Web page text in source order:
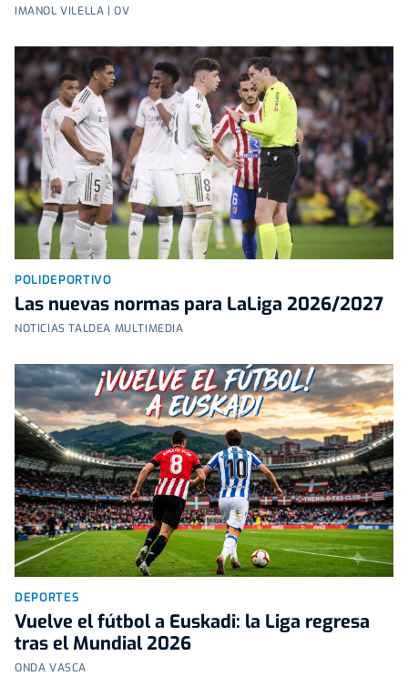
IMANOL VILELLA | OV
POLIDEPORTIVO
Las nuevas normas para LaLiga 2026/2027
NOTICIAS TALDEA MULTIMEDIA
DEPORTES
Vuelve el fútbol a Euskadi: la Liga regresa
tras el Mundial 2026
ONDA VASCA